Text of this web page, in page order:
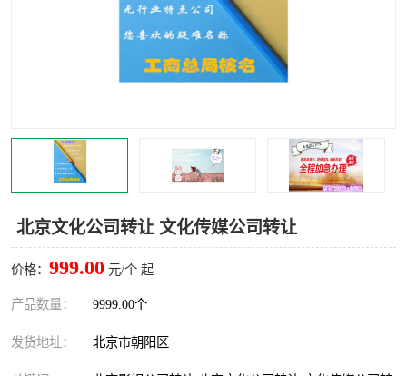
北京文化公司转让 文化传媒公司转让
价格： 999.00 元/个 起
产品数量： 9999.00个
发货地址： 北京市朝阳区